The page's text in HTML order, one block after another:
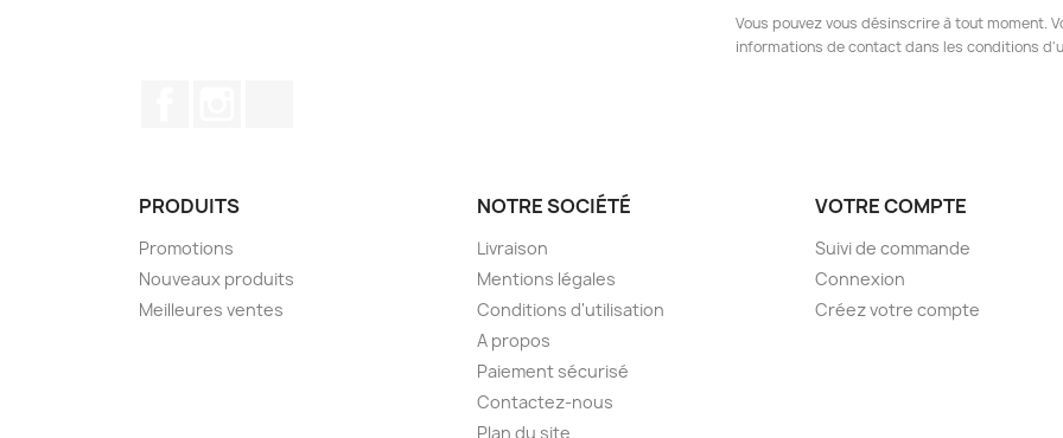
Vous pouvez vous désinscrire à tout moment.
informations de contact dans les conditions
PRODUITS
Promotions
Nouveaux produits
Meilleures ventes
NOTRE SOCIÉTÉ
Livraison
Mentions légales
Conditions d'utilisation
A propos
Paiement sécurisé
Contactez-nous
Plan du site
VOTRE COMPTE
Suivi de commande
Connexion
Créez votre compte